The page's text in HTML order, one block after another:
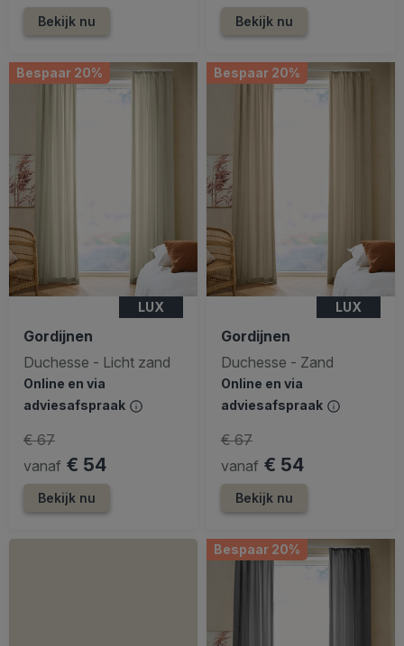
Bekijk nu Bekijk nu
Bespaar 20%
LUX
Gordijnen
Duchesse - Licht zand
Online en via
adviesafspraak
vanaf € 54
€ 67
Bekijk nu
Bespaar 20%
LUX
Gordijnen
Duchesse - Zand
Online en via
adviesafspraak
vanaf € 54
€ 67
Bekijk nu
Bespaar 20%